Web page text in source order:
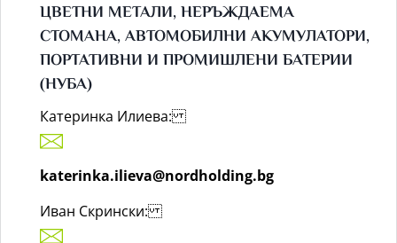
ЦВЕТНИ МЕТАЛИ, НЕРЪЖДАЕМА
СТОМАНА, АВТОМОБИЛНИ АКУМУЛАТОРИ,
ПОРТАТИВНИ И ПРОМИШЛЕНИ БАТЕРИИ
(НУБА)
Катеринка Илиева:
katerinka.ilieva@nordholding.bg
Иван Скрински: